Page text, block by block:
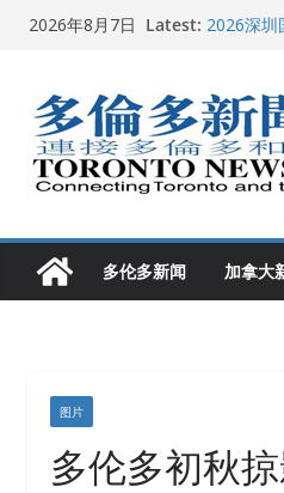
Skip2026年8月7日 Latest: 2026深圳
2026加拿
龚晓华参
多伦多市
多伦多新闻 加拿大
图片
多伦多初秋